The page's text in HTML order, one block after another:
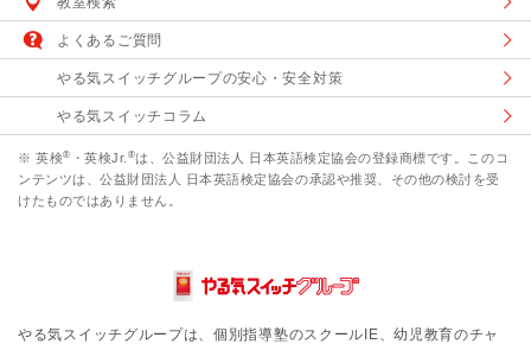
よくあるご質問
やる気スイッチグループの安心・安全対策
やる気スイッチコラム
※ 英検® ・英検Jr. ®は、公益財団法人 日本英語検定協会の登録商標です。このコ
ンテンツは、公益財団法人 日本英語検定協会の承認や推奨、その他の検討を受
けたものではありません。
やる気スイッチグループは、個別指導塾のスクールIE、幼児教育のチャ